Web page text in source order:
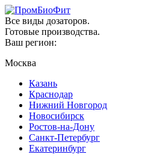
Все виды дозаторов.
Готовые производства.
Ваш регион:
Москва
Казань
Краснодар
Нижний Новгород
Новосибирск
Ростов-на-Дону
Санкт-Петербург
Екатеринбург